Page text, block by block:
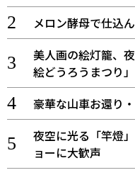
メロン酵母で仕込
美人画の絵灯籠、
絵どうろうまつり」
豪華な山車お還り
夜空に光る「竿燈
ョーに大歓声